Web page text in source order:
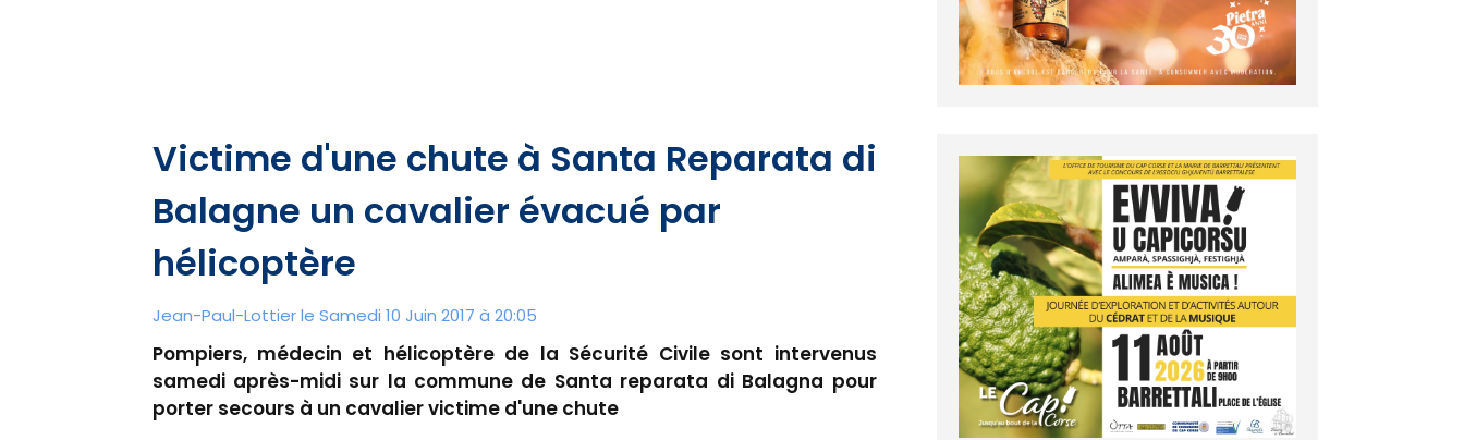
Victime d'une chute à Santa Reparata di
Balagne un cavalier évacué par
hélicoptère
Jean-Paul-Lottier le Samedi 10 Juin 2017 à 20:05
Pompiers, médecin et hélicoptère de la Sécurité Civile sont intervenus
samedi après-midi sur la commune de Santa reparata di Balagna pour
porter secours à un cavalier victime d'une chute